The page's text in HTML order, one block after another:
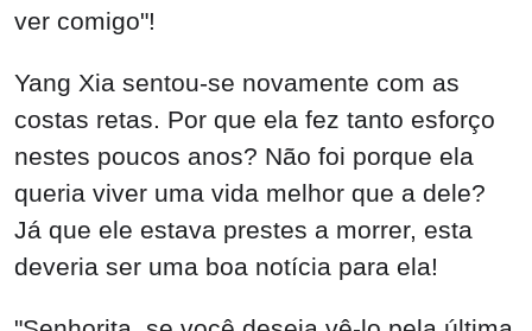
ver comigo"!